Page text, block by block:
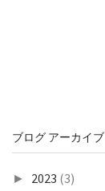
ブログ アーカイブ
► 2023 (3)